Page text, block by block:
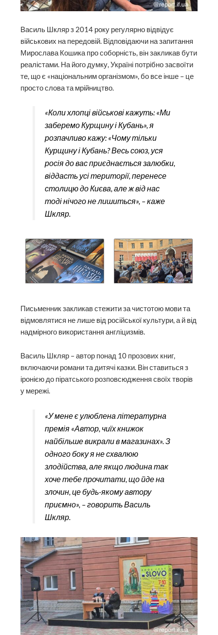
Василь Шкляр з 2014 року регулярно відвідує
військових на передовій. Відповідаючи на запитання
Мирослава Кошика про соборність, він закликав бути
реалістами. На його думку, Україні потрібно засвоїти
те, що є «національним організмом», бо все інше – це
просто слова та мрійництво.
«Коли хлопці військові кажуть: «Ми
заберемо Курщину і Кубань», я
розпачливо кажу: «Чому тільки
Курщину і Кубань? Весь союз, уся
росія до вас приєднається залюбки,
віддасть усі території, перенесе
столицю до Києва, але ж від нас
тоді нічого не лишиться», – каже
Шкляр.
Письменник закликав стежити за чистотою мови та
відмовлятися не лише від російської культури, а й від
надмірного використання англіцизмів.
Василь Шкляр – автор понад 10 прозових книг,
включаючи романи та дитячі казки. Він ставиться з
іронією до піратського розповсюдження своїх творів
у мережі.
«У мене є улюблена літературна
премія «Автор, чиїх книжок
найбільше викрали в магазинах». З
одного боку я не схвалюю
злодійства, але якщо людина так
хоче тебе прочитати, що йде на
злочин, це будь-якому автору
приємно», – говорить Василь
Шкляр.